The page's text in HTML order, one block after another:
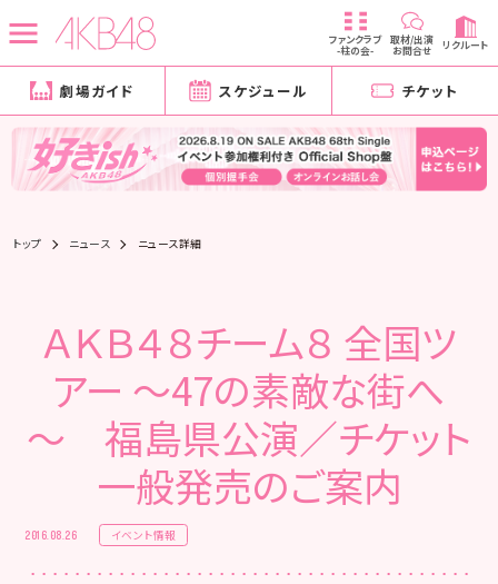
ファンクラブ
-柱の会-
取材/出演
お問合せ リクルート
劇場ガイド スケジュール チケット
トップ ニュース ニュース詳細
ＡＫＢ４８チーム８ 全国ツ
アー ～47の素敵な街へ
～ 福島県公演／チケット
一般発売のご案内
2016.08.26 イベント情報